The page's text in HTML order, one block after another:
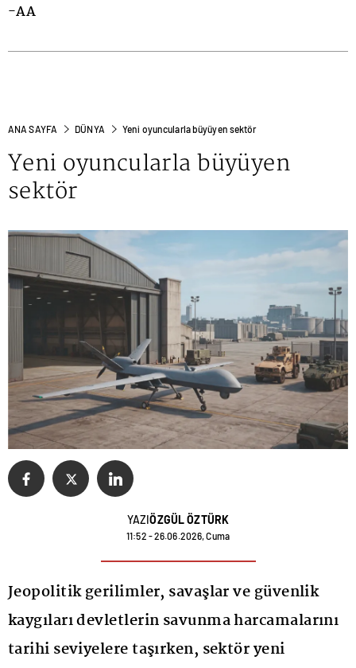
-AA
ANA SAYFA DÜNYA Yeni oyuncularla büyüyen sektör
Yeni oyuncularla büyüyen
sektör
YAZIÖZGÜL ÖZTÜRK
11:52 - 26.06.2026, Cuma
Jeopolitik gerilimler, savaşlar ve güvenlik
kaygıları devletlerin savunma harcamalarını
tarihi seviyelere taşırken, sektör yeni